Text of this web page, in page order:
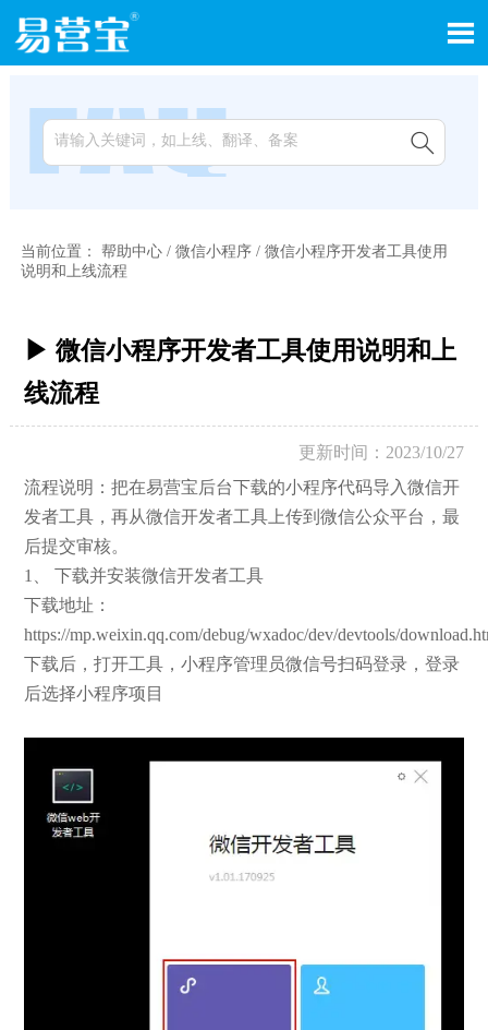


当前位置： 帮助中心/ 微信小程序/ 微信小程序开发者工具使用
说明和上线流程
▶ 微信小程序开发者工具使用说明和上
线流程
更新时间：2023/10/27
流程说明：把在易营宝后台下载的小程序代码导入微信开
发者工具，再从微信开发者工具上传到微信公众平台，最
后提交审核。
1、 下载并安装微信开发者工具
下载地址：
https://mp.weixin.qq.com/debug/wxadoc/dev/devtools/
下载后，打开工具，小程序管理员微信号扫码登录，登录
后选择小程序项目